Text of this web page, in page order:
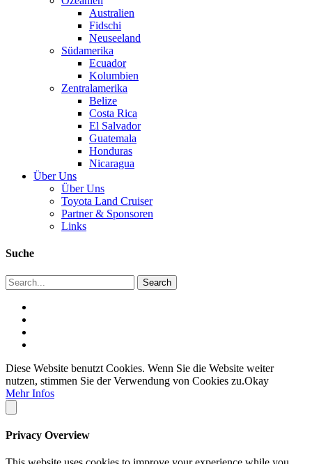
Australien
Fidschi
Neuseeland
Südamerika
Ecuador
Kolumbien
Zentralamerika
Belize
Costa Rica
El Salvador
Guatemala
Honduras
Nicaragua
Über Uns
Über Uns
Toyota Land Cruiser
Partner & Sponsoren
Links
Suche
Diese Website benutzt Cookies. Wenn Sie die Website weiter
nutzen, stimmen Sie der Verwendung von Cookies zu.Okay
Mehr Infos
Privacy Overview